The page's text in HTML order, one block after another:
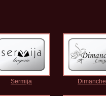
Sermija Dimanche